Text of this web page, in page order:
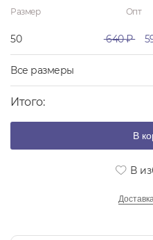
Размер Опт
50 640 ₽
Все размеры
Итого:
В
В